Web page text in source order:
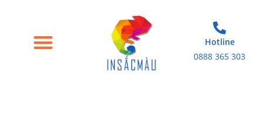
Hotline
0888 365 303